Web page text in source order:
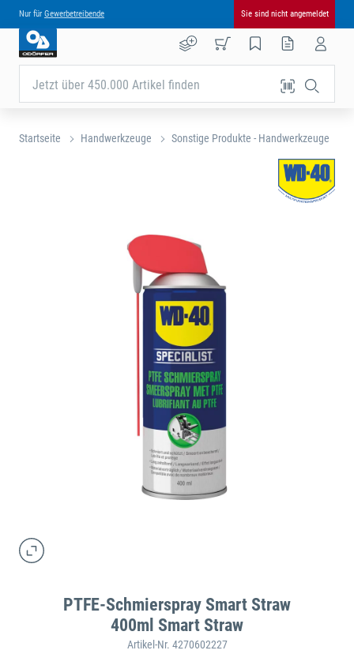
Nur für Gewerbetreibende Sie sind nicht angemeldet
Jetzt über 450.000 Artikel finden
Startseite Handwerkzeuge Sonstige Produkte - Handwerkzeuge
PTFE-Schmierspray Smart Straw
400ml Smart Straw
Artikel-Nr. 4270602227